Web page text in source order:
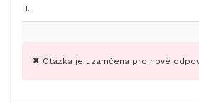
H.
Otázka je uzamčena pro nové